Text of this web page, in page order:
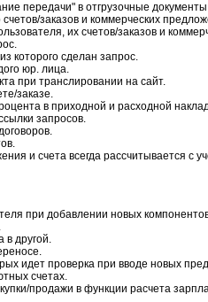
передачи" в отгрузочные
заказов и коммерческих
их счетов/заказов и
которого сделан запрос.
юр. лица.
при транслировании на сайт.
заказе.
в приходной и расходной
запросов.
и счета всегда рассчитывается с
при добавлении новых
в другой.
идет проверка при вводе новых
счетах.
продажи в функции расчета